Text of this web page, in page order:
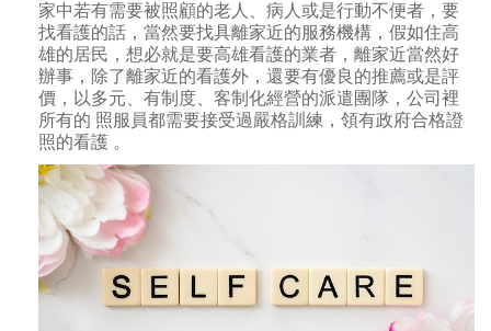
家中若有需要被照顧的老人、病人或是行動不便者，要
找看護的話，當然要找具離家近的服務機構，假如住高
雄的居民，想必就是要高雄看護的業者，離家近當然好
辦事，除了離家近的看護外，還要有優良的推薦或是評
價，以多元、有制度、客制化經營的派遣團隊，公司裡
所有的 照服員都需要接受過嚴格訓練，領有政府合格證
照的看護 。